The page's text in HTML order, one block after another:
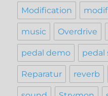
Modification
music Overdrive
pedal demo pedal
Reparatur reverb